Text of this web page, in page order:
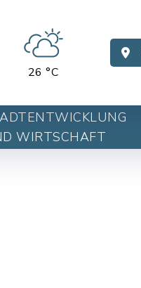
26 °C
WIRTSCHAFT